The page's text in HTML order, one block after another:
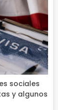
sociales
y algunos